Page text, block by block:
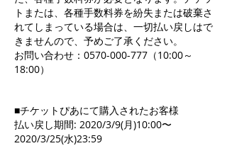
トまたは、各種手数料券を紛失または破棄さ
れてしまっている場合は、一切払い戻しはで
きませんので、予めご了承ください。
お問い合わせ：0570-000-777（10:00～
18:00）
■チケットぴあにて購入されたお客様
払い戻し期間: 2020/3/9(月)10:00〜
2020/3/25(水)23:59